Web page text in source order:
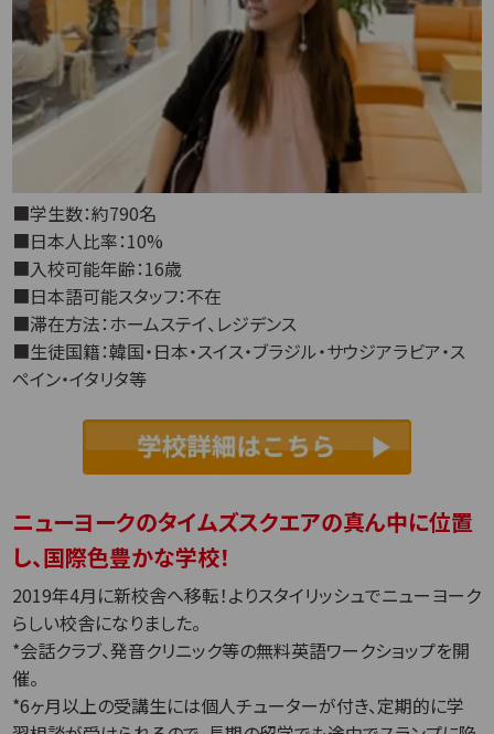
■学生数：約790名
■日本人比率：10%
■入校可能年齢：16歳
■日本語可能スタッフ：不在
■滞在方法：ホームステイ、レジデンス
■生徒国籍：韓国・日本・スイス・ブラジル・サウジアラビア・ス
ペイン・イタリタ等
ニューヨークのタイムズスクエアの真ん中に位置
し、国際色豊かな学校！
2019年4月に新校舎へ移転！よりスタイリッシュでニューヨーク
らしい校舎になりました。
*会話クラブ、発音クリニック等の無料英語ワークショップを開
催。
*6ヶ月以上の受講生には個人チューターが付き、定期的に学